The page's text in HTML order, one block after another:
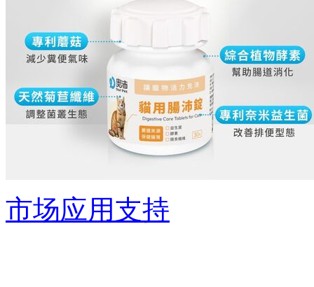
市场应用支持